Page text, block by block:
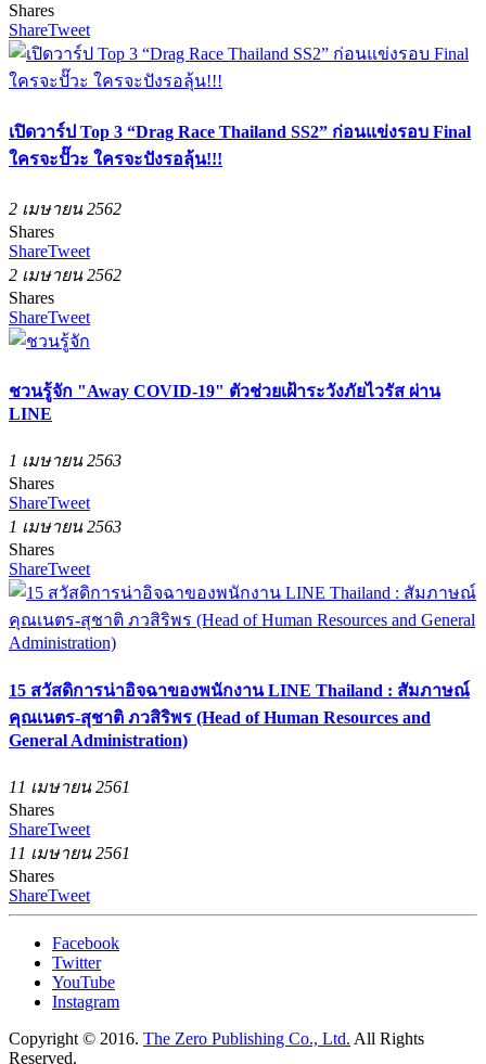
Shares
ShareTweet
เปิดวาร์ป Top 3 “Drag Race Thailand SS2” ก่อนแข่งรอบ Final
ใครจะปั๊วะ ใครจะปังรอลุ้น!!!
2 เมษายน 2562
Shares
ShareTweet
2 เมษายน 2562
Shares
ShareTweet
ชวนรู้จัก "Away COVID-19" ตัวช่วยเฝ้าระวังภัยไวรัส ผ่าน
LINE
1 เมษายน 2563
Shares
ShareTweet
1 เมษายน 2563
Shares
ShareTweet
15 สวัสดิการน่าอิจฉาของพนักงาน LINE Thailand : สัมภาษณ์
คุณเนตร-สุชาติ ภวสิริพร (Head of Human Resources and
General Administration)
11 เมษายน 2561
Shares
ShareTweet
11 เมษายน 2561
Shares
ShareTweet
Facebook
Twitter
YouTube
Instagram
Copyright © 2016. The Zero Publishing Co., Ltd. All Rights
Reserved.